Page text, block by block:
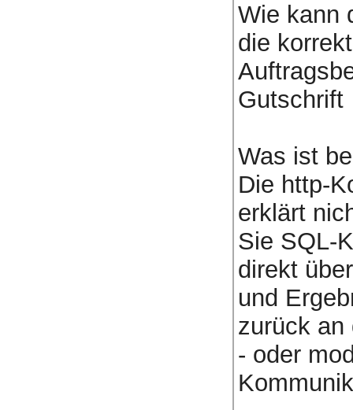
Wie kann
die
Gutschrift
Was ist
Die http-
erklärt
Sie SQL-
direkt
und
zurück an
- oder